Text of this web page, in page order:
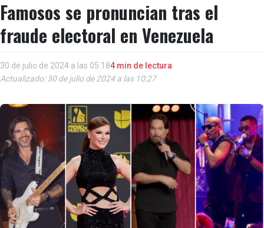
Famosos se pronuncian tras el
fraude electoral en Venezuela
30 de julio de 2024 a las 05:184 min de lectura
Actualizado: 30 de julio de 2024 a las 10:27